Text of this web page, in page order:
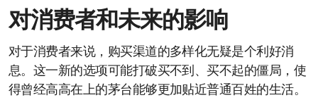
对消费者和未来的影响
对于消费者来说，购买渠道的多样化无疑是个利好消
息。这一新的选项可能打破买不到、买不起的僵局，使
得曾经高高在上的茅台能够更加贴近普通百姓的生活。